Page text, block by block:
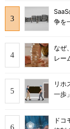
争を
なぜ
レー
リホ
一歩
ドコ